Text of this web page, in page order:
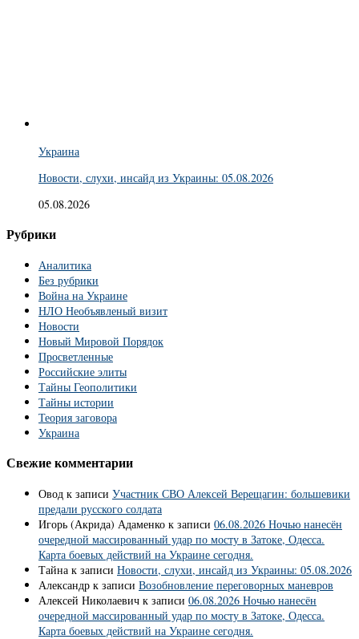
Украина
Новости, слухи, инсайд из Украины: 05.08.2026
05.08.2026
Рубрики
Аналитика
Без рубрики
Война на Украине
НЛО Необъявленый визит
Новости
Новый Мировой Порядок
Просветленные
Российские элиты
Тайны Геополитики
Тайны истории
Теория заговора
Украина
Свежие комментарии
Овод к записи Участник СВО Алексей Верещагин: большевики
предали русского солдата
Игорь (Акрида) Адаменко к записи 06.08.2026 Ночью нанесён
очередной массированный удар по мосту в Затоке, Одесса.
Карта боевых действий на Украине сегодня.
Тайна к записи Новости, слухи, инсайд из Украины: 05.08.2026
Александр к записи Возобновление переговорных маневров
Алексей Николаевич к записи 06.08.2026 Ночью нанесён
очередной массированный удар по мосту в Затоке, Одесса.
Карта боевых действий на Украине сегодня.